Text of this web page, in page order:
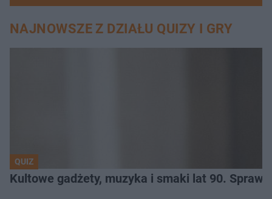
NAJNOWSZE Z DZIAŁU QUIZY I GRY
QUIZ
Kultowe gadżety, muzyka i smaki lat 90.